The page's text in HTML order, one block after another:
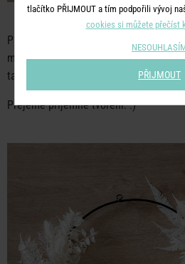
Pak už jen stačí navléknout vlasec a
místo. Věnec se krásně doplňuje
taktéž v jemném krémovém odstínu.
Přejeme příjemné tvoření. :)
tlačítko PŘIJMOUT a tím podpořili vývoj
cookies si můžete přečíst
PŘIJMOUT